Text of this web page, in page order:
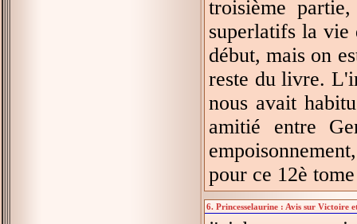
troisième
superlatifs la vie
début, mais on
reste du livre.
nous avait
amitié entre
pour ce 12è
6. Princesselaurine : Avis sur Victoire